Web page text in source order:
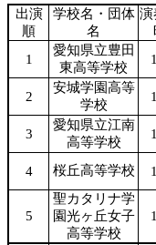
出演
順
学校名・団体
名
演
1
愛知県立豊田
東高等学校
2
安城学園高等
学校
3
愛知県立江南
高等学校
4 桜丘高等学校
5
聖カタリナ学
園光ヶ丘女子
高等学校